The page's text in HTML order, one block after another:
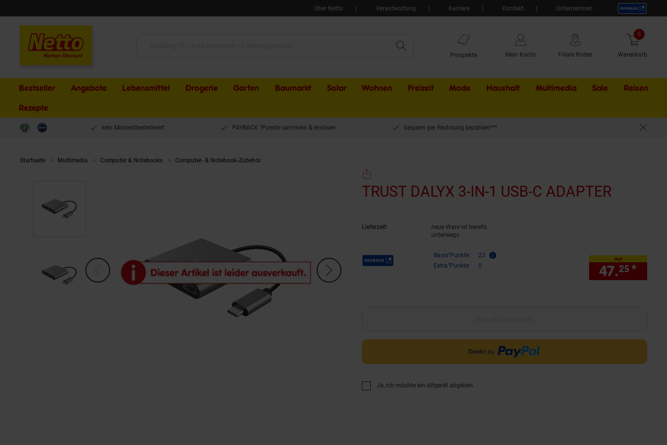
Über Netto Verantwortung Karriere Kontakt Unternehmen
Prospekte Mein Konto Filiale finden Warenkorb
0 Artikel
Bestseller Angebote Lebensmittel Drogerie Garten Baumarkt Solar Wohnen Freizeit Mode Haushalt Multimedia Sale Externer
Reisen
Rezepte
kein Mindestbestellwert PAYBACK °Punkte sammeln & einlösen bequem per Rechnung bezahlen***
Startseite Multimedia Computer & Notebooks Computer- & Notebook-Zubehör
TRUST DALYX 3-IN-1 USB-C ADAPTER
Lieferzeit:
neue Ware ist bereits
unterwegs
Payback Punkte Basis°Punkte:
23
Extra°Punkte:
0
nur
47.25 *
Ja, ich möchte ein Altgerät abgeben.